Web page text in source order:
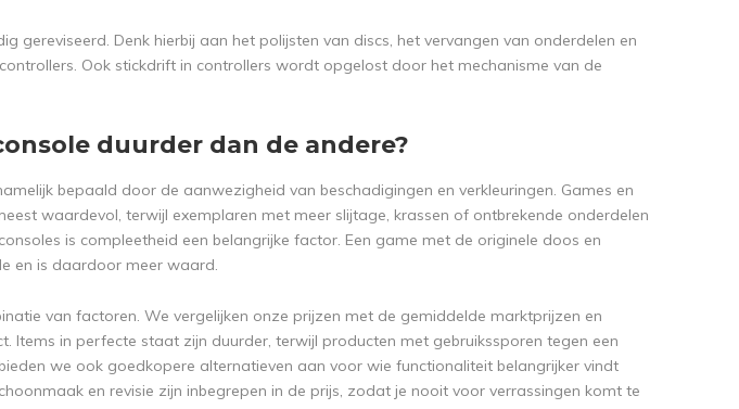
gereviseerd. Denk hierbij aan het polijsten van discs, het vervangen van onderdelen en
Ook stickdrift in controllers wordt opgelost door het mechanisme van de
duurder dan de andere?
bepaald door de aanwezigheid van beschadigingen en verkleuringen. Games en
waardevol, terwijl exemplaren met meer slijtage, krassen of ontbrekende onderdelen
is compleetheid een belangrijke factor. Een game met de originele doos en
en is daardoor meer waard.
van factoren. We vergelijken onze prijzen met de gemiddelde marktprijzen en
Items in perfecte staat zijn duurder, terwijl producten met gebruikssporen tegen een
we ook goedkopere alternatieven aan voor wie functionaliteit belangrijker vindt
en revisie zijn inbegrepen in de prijs, zodat je nooit voor verrassingen komt te